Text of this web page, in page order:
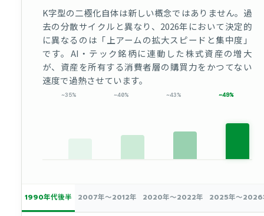
K字型の二極化自体は新しい概念ではありません。過
去の分散サイクルと異なり、2026年において決定的
に異なるのは「上アームの拡大スピードと集中度」
です。AI・テック銘柄に連動した株式資産の増大
が、資産を所有する消費者層の購買力をかつてない
速度で過熱させています。
~35% ~40% ~43% ~49%
1990年代後半 2007年〜2012年 2020年〜2022年 2025年〜2026